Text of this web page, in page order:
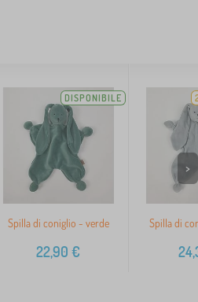
DISPONIBILE
Spilla di coniglio - verde
22,90 €
Spilla di
>